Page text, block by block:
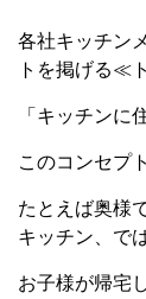
各社キッチン
トを掲げる≪
「キッチンに
このコンセプ
たとえば奥様
キッチン、で
お子様が帰宅